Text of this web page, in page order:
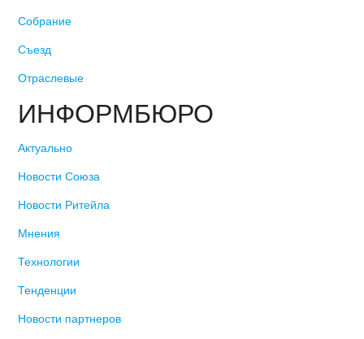
Собрание
Съезд
Отраслевые
ИНФОРМБЮРО
Актуально
Новости Союза
Новости Ритейла
Мнения
Технологии
Тенденции
Новости партнеров